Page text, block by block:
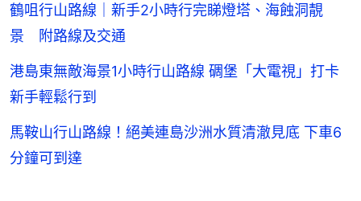
鶴咀行山路線｜新手2小時行完睇燈塔、海蝕洞靚
景 附路線及交通
港島東無敵海景1小時行山路線 碉堡「大電視」打卡
新手輕鬆行到
馬鞍山行山路線！絕美連島沙洲水質清澈見底 下車6
分鐘可到達